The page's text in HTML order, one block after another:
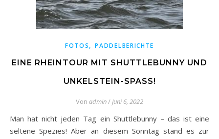
FOTOS,PADDELBERICHTE
EINE RHEINTOUR MIT SHUTTLEBUNNY UND
UNKELSTEIN-SPASS!
Von admin/ Juni 6, 2022
Man hat nicht jeden Tag ein Shuttlebunny – das ist eine
seltene Spezies! Aber an diesem Sonntag stand es zur